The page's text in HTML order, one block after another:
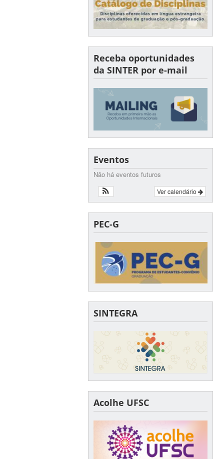
Receba oportunidades
da SINTER por e-mail
Eventos
Não há eventos futuros
Ver calendário
PEC-G
SINTEGRA
Acolhe UFSC